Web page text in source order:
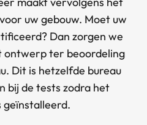
uw gebouw. Moet uw
Dan zorgen we
ontwerp ter beoordeling
Dit is hetzelfde bureau
bij de tests zodra het
geïnstalleerd.